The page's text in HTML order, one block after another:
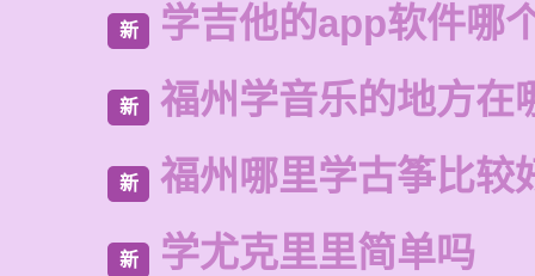
新 学吉他的app软件哪
新 福州学音乐的地方在
新 福州哪里学古筝比较
新 学尤克里里简单吗